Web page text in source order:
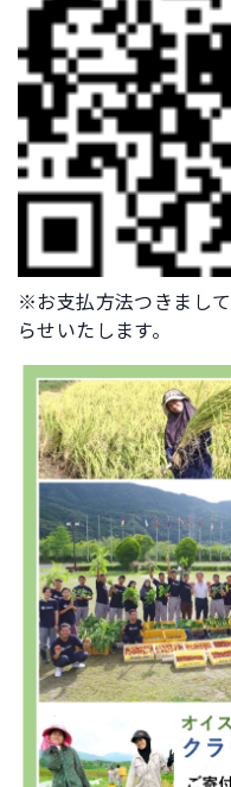
※お支払方法つきまし
らせいたします。